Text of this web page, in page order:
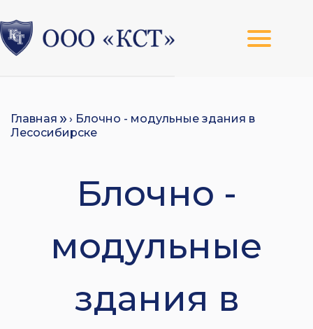
Главная
› Блочно - модульные здания в
Лесосибирске
Блочно -
модульные
здания в